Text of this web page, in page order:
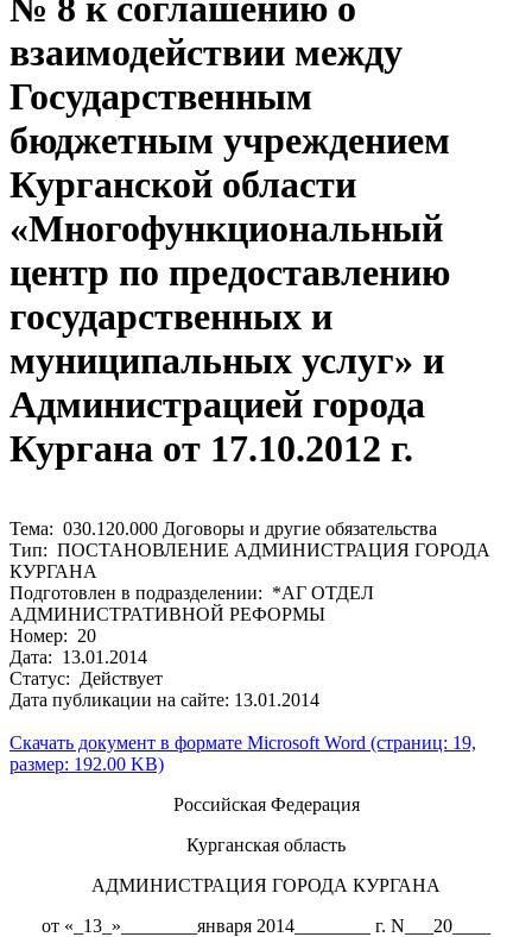
№ 8 к соглашению о
взаимодействии между
Государственным
бюджетным учреждением
Курганской области
«Многофункциональный
центр по предоставлению
государственных и
муниципальных услуг» и
Администрацией города
Кургана от 17.10.2012 г.
Тема: 030.120.000 Договоры и другие обязательства
Тип: ПОСТАНОВЛЕНИЕ АДМИНИСТРАЦИЯ ГОРОДА
КУРГАНА
Подготовлен в подразделении: *АГ ОТДЕЛ
АДМИНИСТРАТИВНОЙ РЕФОРМЫ
Номер: 20
Дата: 13.01.2014
Статус: Действует
Дата публикации на сайте: 13.01.2014
Скачать документ в формате Microsoft Word (страниц: 19,
размер: 192.00 KB)
Российская Федерация
Курганская область
АДМИНИСТРАЦИЯ ГОРОДА КУРГАНА
от «_13_»________января 2014________ г. N___20____